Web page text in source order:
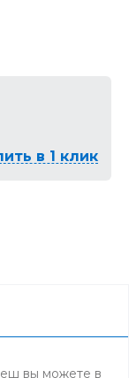
в 1 клик
вы можете в